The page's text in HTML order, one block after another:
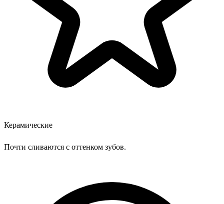
Керамические
Почти сливаются с оттенком зубов.